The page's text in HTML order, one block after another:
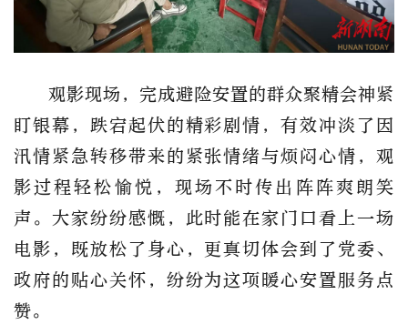
观影现场，完成避险安置的群众聚精会神紧
盯银幕，跌宕起伏的精彩剧情，有效冲淡了因
汛情紧急转移带来的紧张情绪与烦闷心情，观
影过程轻松愉悦，现场不时传出阵阵爽朗笑
声。大家纷纷感慨，此时能在家门口看上一场
电影，既放松了身心，更真切体会到了党委、
政府的贴心关怀，纷纷为这项暖心安置服务点
赞。